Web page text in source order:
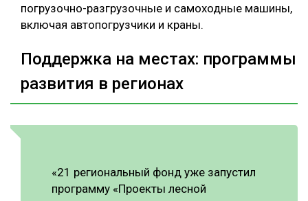
погрузочно-разгрузочные и самоходные машины,
включая автопогрузчики и краны.
Поддержка на местах: программы
развития в регионах
«21 региональный фонд уже запустил
программу «Проекты лесной